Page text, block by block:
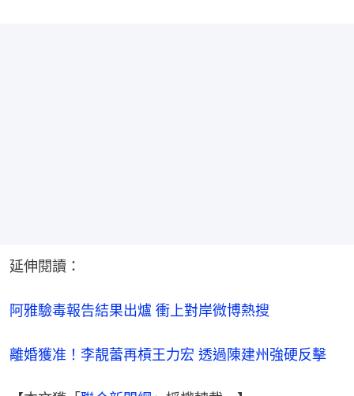
延伸閱讀：
阿雅驗毒報告結果出爐 衝上對岸微博熱搜
離婚獲准！李靚蕾再槓王力宏 透過陳建州強硬反擊